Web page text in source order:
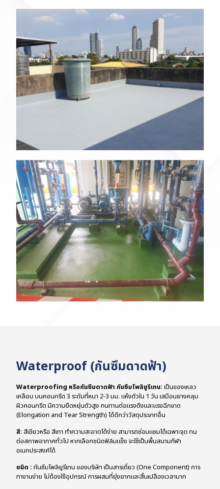
Waterproof (กันซึมดาดฟ้า)
Waterproofing หรือกันซึมดาดฟ้า กันซึมโพลิยูรีเทน: เป็นของเหลว
เคลือบ บนคอนกรีต 3 ระดับที่หนา 2-3 มม. แห้งตัวใน 1 วัน เสมือนยางคลุม
ผิวคอนกรีต มีความยืดหยุ่นตัวสูง ทนทานต่อแรงดึงและแรงฉีกขาด
(Elongation and Tear Strength) ได้ดีกว่าวัสดุประเภทอื่น
สี: สีเขียวหรือ สีเทา ทำความสะอาดได้ง่าย สามารถซ่อมแซมได้เฉพาะจุด ทน
ต่อสภาพอากาศทั่วไป หากเลือกชนิดฟิล์มแข็ง จะใช้เป็นพื้นสนามกีฬา
อเนกประสงค์ได้
ชนิด : กันซึมโพลิยูรีเทน ของบริษัท เป็นสารเดี่ยว (One Component) การ
ทางานง่าย ไม่ต้องใช้อุปกรณ์ การผสมที่ยุ่งยากและสิ้นเปลืองเวลามาก